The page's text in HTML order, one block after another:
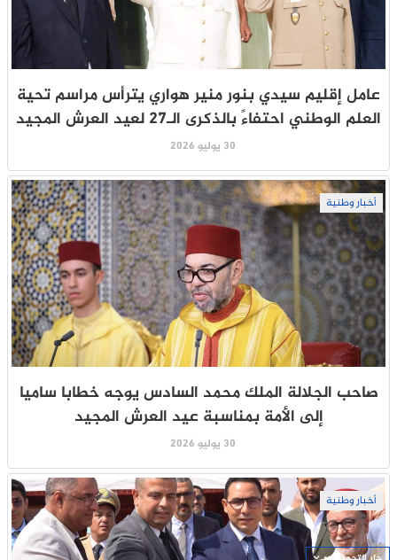
عامل إقليم سيدي بنور منير هواري يترأس مراسم تحية
العلم الوطني احتفاءً بالذكرى الـ27 لعيد العرش المجيد
30 يوليو 2026
أخبار وطنية
صاحب الجلالة الملك محمد السادس يوجه خطابا ساميا
إلى الأمة بمناسبة عيد العرش المجيد
30 يوليو 2026
أخبار وطنية